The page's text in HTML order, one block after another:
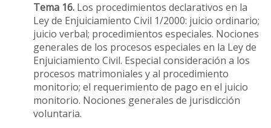
Tema 16. Los procedimientos declarativos en la
Ley de Enjuiciamiento Civil 1/2000: juicio ordinario;
juicio verbal; procedimientos especiales. Nociones
generales de los procesos especiales en la Ley de
Enjuiciamiento Civil. Especial consideración a los
procesos matrimoniales y al procedimiento
monitorio; el requerimiento de pago en el juicio
monitorio. Nociones generales de jurisdicción
voluntaria.